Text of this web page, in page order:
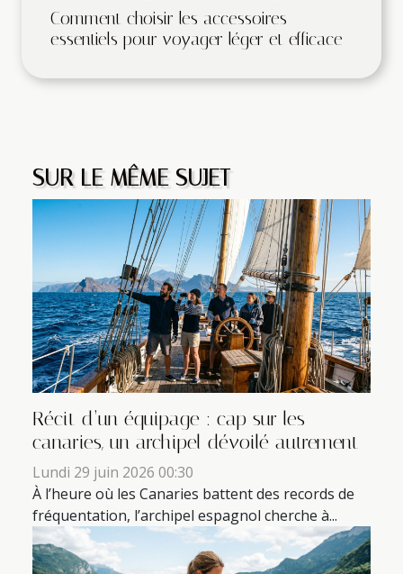
Comment choisir les accessoires
essentiels pour voyager léger et efficace
SUR LE MÊME SUJET
Récit d’un équipage : cap sur les
canaries, un archipel dévoilé autrement
Lundi 29 juin 2026 00:30
À l’heure où les Canaries battent des records de
fréquentation, l’archipel espagnol cherche à...